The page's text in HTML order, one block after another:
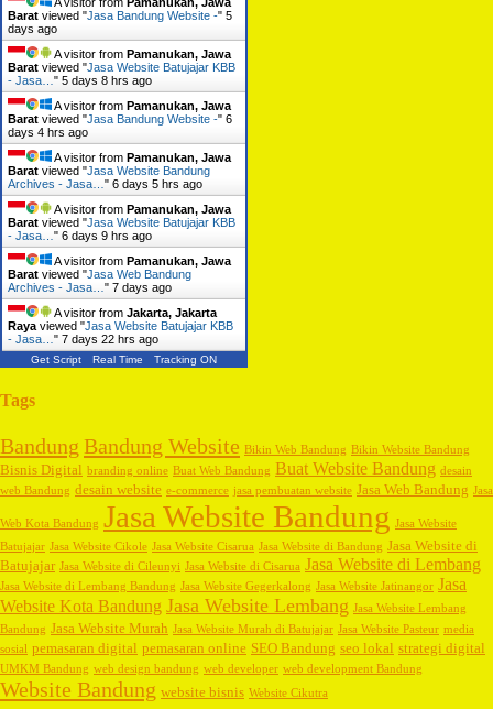
Barat viewed "Jasa Bandung Website -" 5
days ago
A visitor from Pamanukan, Jawa
Barat viewed "Jasa Website Batujajar KBB
- Jasa… " 5 days 8 hrs ago
A visitor from Pamanukan, Jawa
Barat viewed "Jasa Bandung Website -" 6
days 4 hrs ago
A visitor from Pamanukan, Jawa
Barat viewed "Jasa Website Bandung
Archives - Jasa… " 6 days 5 hrs ago
A visitor from Pamanukan, Jawa
Barat viewed "Jasa Website Batujajar KBB
- Jasa… " 6 days 9 hrs ago
A visitor from Pamanukan, Jawa
Barat viewed "Jasa Web Bandung
Archives - Jasa… " 7 days ago
A visitor from Jakarta, Jakarta
Raya viewed "Jasa Website Batujajar KBB
- Jasa… " 7 days 22 hrs ago
Get Script Real Time Tracking ON
Tags
Bandung Bandung Website Bikin Web Bandung Bikin Website Bandung
Bisnis Digital branding online Buat Web Bandung Buat Website Bandung desain
web Bandung desain website e-commerce jasa pembuatan website Jasa Web Bandung Jasa
Web Kota Bandung Jasa Website Bandung Jasa Website
Batujajar Jasa Website Cikole Jasa Website Cisarua Jasa Website di Bandung Jasa Website di
Batujajar Jasa Website di Cileunyi Jasa Website di Cisarua Jasa Website di Lembang
Jasa Website di Lembang Bandung Jasa Website Gegerkalong Jasa Website Jatinangor Jasa
Website Kota Bandung Jasa Website Lembang Jasa Website Lembang
Bandung Jasa Website Murah Jasa Website Murah di Batujajar Jasa Website Pasteur media
sosial pemasaran digital pemasaran online SEO Bandung seo lokal strategi digital
UMKM Bandung web design bandung web developer web development Bandung
Website Bandung website bisnis Website Cikutra